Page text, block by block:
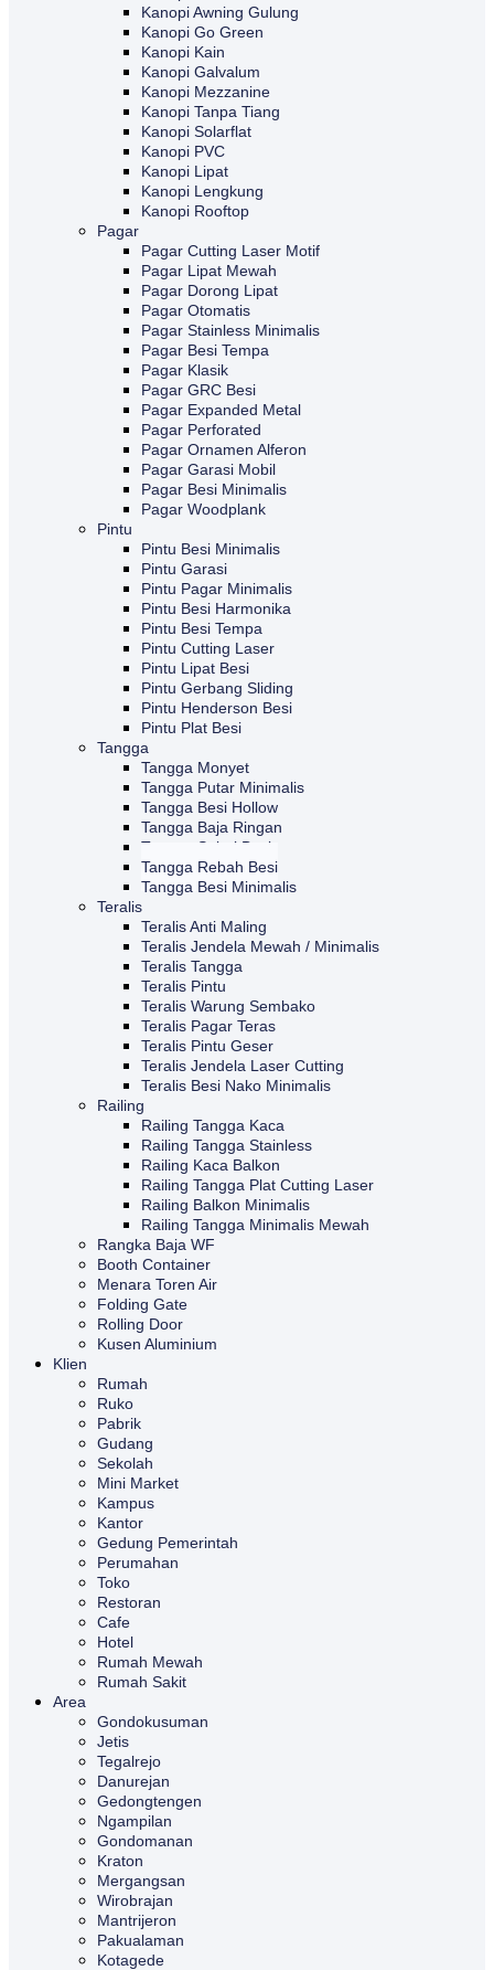
Kanopi Awning Gulung
Kanopi Go Green
Kanopi Kain
Kanopi Galvalum
Kanopi Mezzanine
Kanopi Tanpa Tiang
Kanopi Solarflat
Kanopi PVC
Kanopi Lipat
Kanopi Lengkung
Kanopi Rooftop
Pagar
Pagar Cutting Laser Motif
Pagar Lipat Mewah
Pagar Dorong Lipat
Pagar Otomatis
Pagar Stainless Minimalis
Pagar Besi Tempa
Pagar Klasik
Pagar GRC Besi
Pagar Expanded Metal
Pagar Perforated
Pagar Ornamen Alferon
Pagar Garasi Mobil
Pagar Besi Minimalis
Pagar Woodplank
Pintu
Pintu Besi Minimalis
Pintu Garasi
Pintu Pagar Minimalis
Pintu Besi Harmonika
Pintu Besi Tempa
Pintu Cutting Laser
Pintu Lipat Besi
Pintu Gerbang Sliding
Pintu Henderson Besi
Pintu Plat Besi
Tangga
Tangga Monyet
Tangga Putar Minimalis
Tangga Besi Hollow
Tangga Baja Ringan
Tangga Spiral Besi
Tangga Rebah Besi
Tangga Besi Minimalis
Teralis
Teralis Anti Maling
Teralis Jendela Mewah / Minimalis
Teralis Tangga
Teralis Pintu
Teralis Warung Sembako
Teralis Pagar Teras
Teralis Pintu Geser
Teralis Jendela Laser Cutting
Teralis Besi Nako Minimalis
Railing
Railing Tangga Kaca
Railing Tangga Stainless
Railing Kaca Balkon
Railing Tangga Plat Cutting Laser
Railing Balkon Minimalis
Railing Tangga Minimalis Mewah
Rangka Baja WF
Booth Container
Menara Toren Air
Folding Gate
Rolling Door
Kusen Aluminium
Klien
Rumah
Ruko
Pabrik
Gudang
Sekolah
Mini Market
Kampus
Kantor
Gedung Pemerintah
Perumahan
Toko
Restoran
Cafe
Hotel
Rumah Mewah
Rumah Sakit
Area
Gondokusuman
Jetis
Tegalrejo
Danurejan
Gedongtengen
Ngampilan
Gondomanan
Kraton
Mergangsan
Wirobrajan
Mantrijeron
Pakualaman
Kotagede